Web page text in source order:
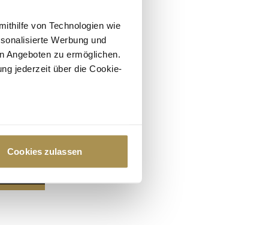
von Technologien wie
Werbung und
Angeboten zu ermöglichen.
jederzeit über die Cookie-
Präferenzen im
anbieten zu können
Cookies zulassen